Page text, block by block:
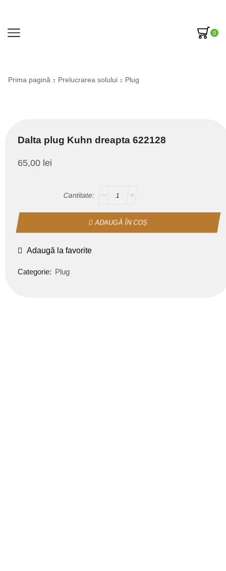
0
Prima pagină Prelucrarea solului Plug
Dalta plug Kuhn dreapta 622128
65,00 lei
ADAUGĂ ÎN COȘ
Adaugă la favorite
Categorie: Plug